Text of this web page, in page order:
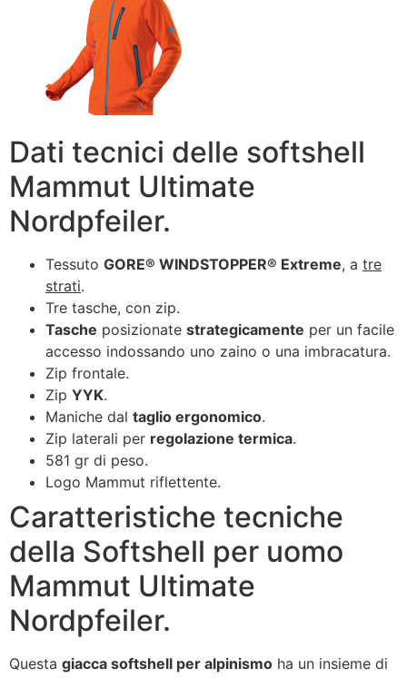
Dati tecnici delle softshell
Mammut Ultimate
Nordpfeiler.
Tessuto GORE® WINDSTOPPER® Extreme, a tre
strati.
Tre tasche, con zip.
Tasche posizionate strategicamente per un facile
accesso indossando uno zaino o una imbracatura.
Zip frontale.
Zip YYK.
Maniche dal taglio ergonomico.
Zip laterali per regolazione termica.
581 gr di peso.
Logo Mammut riflettente.
Caratteristiche tecniche
della Softshell per uomo
Mammut Ultimate
Nordpfeiler.
Questa giacca softshell per alpinismo ha un insieme di